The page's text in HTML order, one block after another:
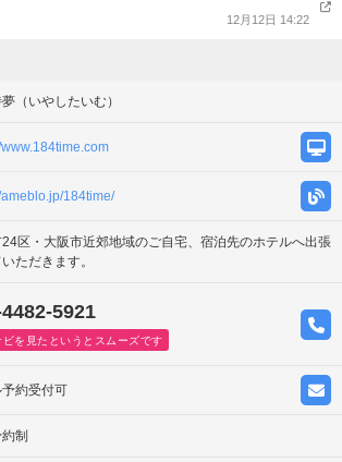
12月12日 14:22
（いやしたいむ）
www.184time.com
ameblo.jp/184time/
24区・大阪市近郊地域のご自宅、宿泊先のホテルへ出張
ただきます。
5921
ビを見たというとスムーズです
予約受付可
制